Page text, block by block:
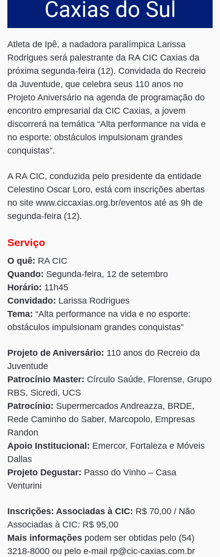
Atleta de Ipê, a nadadora paralímpica Larissa
Rodrigues será palestrante da RA CIC Caxias da
próxima segunda-feira (12). Convidada do Recreio
da Juventude, que celebra seus 110 anos no
Projeto Aniversário na agenda de programação do
encontro empresarial da CIC Caxias, a jovem
discorrerá na temática “Alta performance na vida e
no esporte: obstáculos impulsionam grandes
conquistas”.
A RA CIC, conduzida pelo presidente da entidade
Celestino Oscar Loro, está com inscrições abertas
no site www.ciccaxias.org.br/eventos até as 9h de
segunda-feira (12).
Serviço
O quê: RA CIC
Quando: Segunda-feira, 12 de setembro
Horário: 11h45
Convidado: Larissa Rodrigues
Tema: “Alta performance na vida e no esporte:
obstáculos impulsionam grandes conquistas”
Projeto de Aniversário: 110 anos do Recreio da
Juventude
Patrocínio Master: Círculo Saúde, Florense, Grupo
RBS, Sicredi, UCS
Patrocínio: Supermercados Andreazza, BRDE,
Rede Caminho do Saber, Marcopolo, Empresas
Randon
Apoio Institucional: Emercor, Fortaleza e Móveis
Dallas
Projeto Degustar: Passo do Vinho – Casa
Venturini
Inscrições: Associadas à CIC: R$ 70,00 / Não
Associadas à CIC: R$ 95,00
Mais informações podem ser obtidas pelo (54)
3218-8000 ou pelo e-mail rp@cic-caxias.com.br